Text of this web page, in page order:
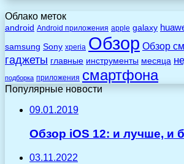
Облако меток
android Android приложения apple galaxy
samsung Sony xperia Обзор Обзор
гаджеты главные инструменты месяца
подборка приложения смартфона
Популярные новости
09.01.2019
Обзор iOS 12: и лучше, и
03.11.2022